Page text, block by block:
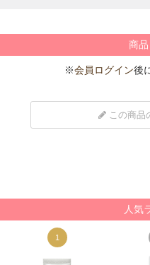
商
※会員ログイン後
この商品
人気
1